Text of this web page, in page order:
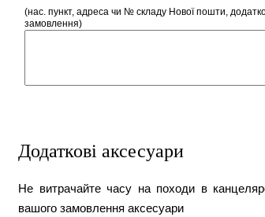
(нас. пункт, адреса чи № складу Нової пошти,
замовлення)
Додаткові аксесуари
Не витрачайте часу на походи в
вашого замовлення аксесуари